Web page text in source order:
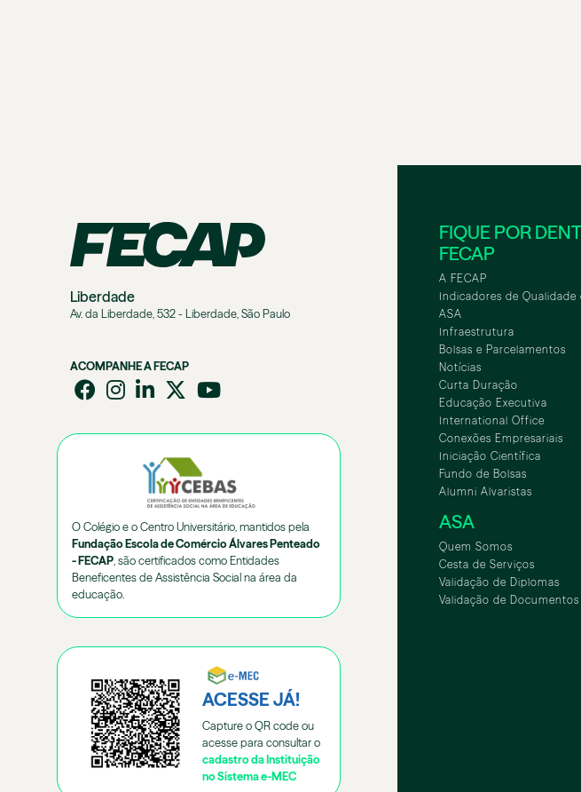
Liberdade
Av. da Liberdade, 532 - Liberdade, São Paulo
ACOMPANHE A FECAP
O Colégio e o Centro Universitário, mantidos pela
Fundação Escola de Comércio Álvares Penteado
- FECAP , são certificados como Entidades
Beneficentes de Assistência Social na área da
educação.
ACESSE JÁ!
Capture o QR code ou
acesse para consultar o
cadastro da Instituição
no Sistema e-MEC
FIQUE POR
FECAP
A FECAP
Indicadores de Qualidade
ASA
Infraestrutura
Bolsas e Parcelamentos
Notícias
Curta Duração
Educação Executiva
International Office
Conexões Empresariais
Iniciação Científica
Fundo de Bolsas
Alumni Alvaristas
ASA
Quem Somos
Cesta de Serviços
Validação de Diplomas
Validação de Documentos